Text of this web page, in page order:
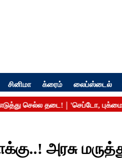
சினிமா க்ரைம் லைப்ஸ்டைல்
அரசு